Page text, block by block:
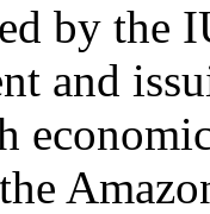
by the
and